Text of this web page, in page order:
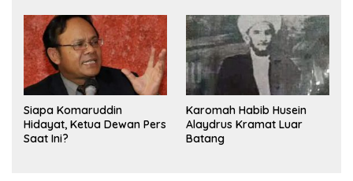
Siapa Komaruddin
Hidayat, Ketua Dewan Pers
Saat Ini?
Karomah Habib Husein
Alaydrus Kramat Luar
Batang